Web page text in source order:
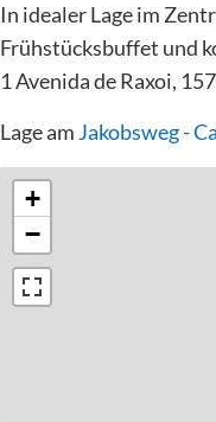
In idealer Lage im
Frühstücksbuffet und
1 Avenida de Raxoi,
Lage am Jakobsweg -
+
−